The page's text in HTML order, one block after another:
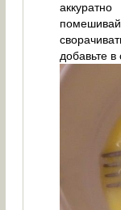
добавьте в